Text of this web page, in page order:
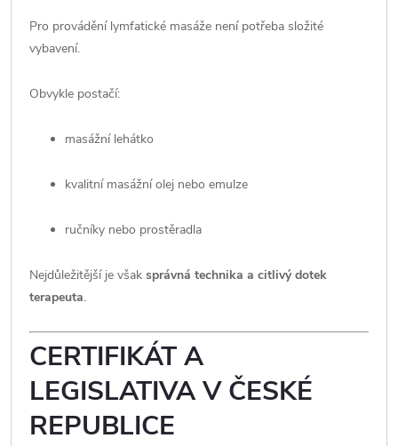
Pro provádění lymfatické masáže není potřeba složité
vybavení.
Obvykle postačí:
masážní lehátko
kvalitní masážní olej nebo emulze
ručníky nebo prostěradla
Nejdůležitější je však správná technika a citlivý dotek
terapeuta.
CERTIFIKÁT A
LEGISLATIVA V ČESKÉ
REPUBLICE